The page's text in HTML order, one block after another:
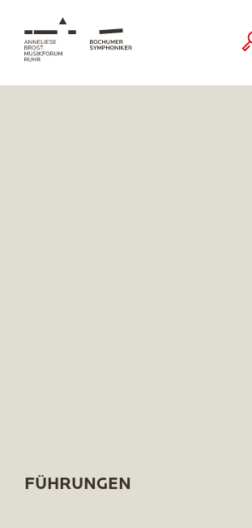
FÜHRUNGEN